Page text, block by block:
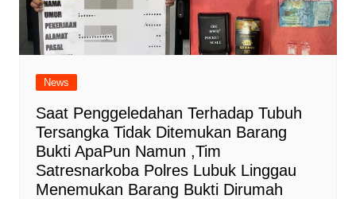
News
Saat Penggeledahan Terhadap Tubuh
Tersangka Tidak Ditemukan Barang
Bukti ApaPun Namun ,Tim
Satresnarkoba Polres Lubuk Linggau
Menemukan Barang Bukti Dirumah